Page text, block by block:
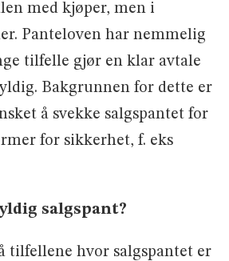
med kjøper, men i
Panteloven har nemmelig
tilfelle gjør en klar avtale
Bakgrunnen for dette er
å svekke salgspantet for
for sikkerhet, f. eks
salgspant?
tilfellene hvor salgspantet er